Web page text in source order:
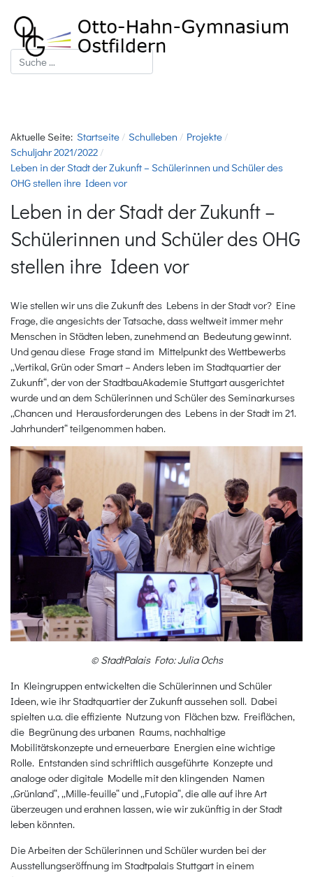
Suchen
Aktuelle Seite: Startseite Schulleben
Projekte
Schuljahr 2021/2022
Leben in der Stadt der Zukunft – Schülerinnen und Schüler des
OHG stellen ihre Ideen vor
Leben in der Stadt der Zukunft –
Schülerinnen und Schüler des OHG
stellen ihre Ideen vor
Wie stellen wir uns die Zukunft des Lebens in der Stadt vor? Eine
Frage, die angesichts der Tatsache, dass weltweit immer mehr
Menschen in Städten leben, zunehmend an Bedeutung gewinnt.
Und genau diese Frage stand im Mittelpunkt des Wettbewerbs
„Vertikal, Grün oder Smart – Anders leben im Stadtquartier der
Zukunft“, der von der StadtbauAkademie Stuttgart ausgerichtet
wurde und an dem Schülerinnen und Schüler des Seminarkurses
„Chancen und Herausforderungen des Lebens in der Stadt im 21.
Jahrhundert“ teilgenommen haben.
© StadtPalais Foto: Julia Ochs
In Kleingruppen entwickelten die Schülerinnen und Schüler
Ideen, wie ihr Stadtquartier der Zukunft aussehen soll. Dabei
spielten u.a. die effiziente Nutzung von Flächen bzw. Freiflächen,
die Begrünung des urbanen Raums, nachhaltige
Mobilitätskonzepte und erneuerbare Energien eine wichtige
Rolle. Entstanden sind schriftlich ausgeführte Konzepte und
analoge oder digitale Modelle mit den klingenden Namen
„Grünland“, „Mille-feuille“ und „Futopia“, die alle auf ihre Art
überzeugen und erahnen lassen, wie wir zukünftig in der Stadt
leben könnten.
Die Arbeiten der Schülerinnen und Schüler wurden bei der
Ausstellungseröffnung im Stadtpalais Stuttgart in einem